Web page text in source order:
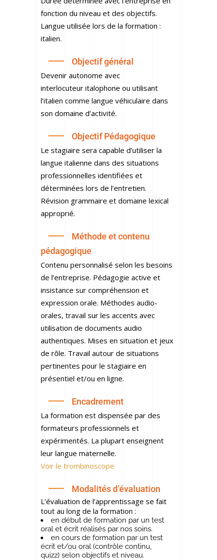
fonction du niveau et des objectifs.
Langue utilisée lors de la formation :
italien.
Objectif général
Devenir autonome avec
interlocuteur italophone ou utilisant
l’italien comme langue véhiculaire dans
son domaine d’activité.
Objectif Pédagogique
Le stagiaire sera capable d’utiliser la
langue italienne dans des situations
professionnelles identifiées et
déterminées lors de l’entretien.
Révision grammaire et domaine lexical
approprié.
Méthode et contenu
pédagogique
Contenu personnalisé selon les besoins
de l’entreprise. Pédagogie active et
insistance sur compréhension et
expression orale. Méthodes audio-
orales, travail sur les accents avec
utilisation de documents audio
authentiques. Mises en situation et jeux
de rôle. Travail autour de situations
pertinentes pour le stagiaire en
présentiel et/ou en ligne.
Encadrement
La formation est dispensée par des
formateurs professionnels et
expérimentés. La plupart enseignent
leur langue maternelle.
Voir le trombinoscope
Modalités d’évaluation
L’évaluation de l’apprentissage se fait
tout au long de la formation :
en début de formation par un test
oral et écrit réalisés par nos soins.
en cours de formation par un test
écrit et/ou oral (contrôle continu,
quizz) selon objectifs et niveau.